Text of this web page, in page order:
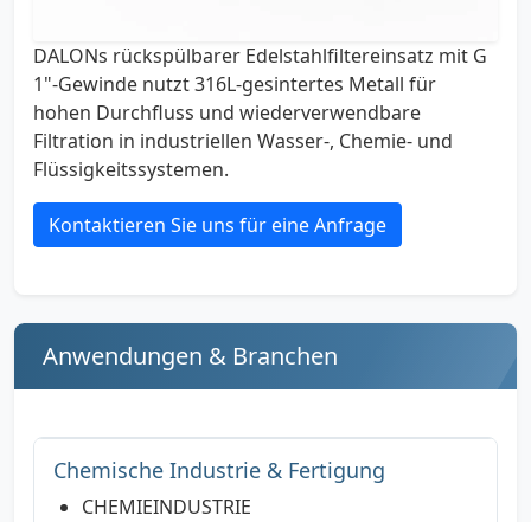
DALONs rückspülbarer Edelstahlfiltereinsatz mit G
1"-Gewinde nutzt 316L-gesintertes Metall für
hohen Durchfluss und wiederverwendbare
Filtration in industriellen Wasser-, Chemie- und
Flüssigkeitssystemen.
Kontaktieren Sie uns für eine Anfrage
Anwendungen & Branchen
Chemische Industrie & Fertigung
CHEMIEINDUSTRIE